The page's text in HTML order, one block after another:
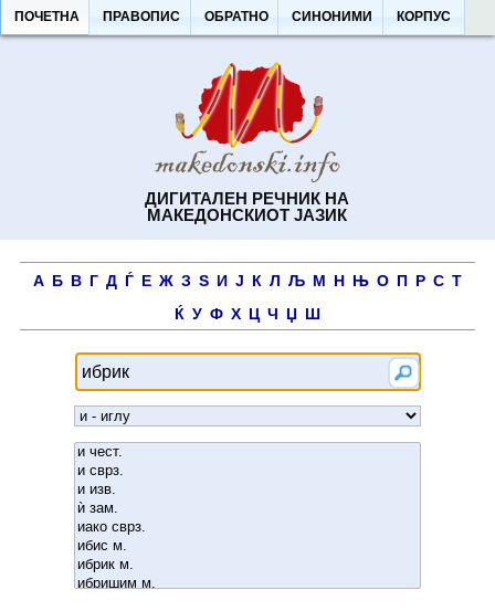
ДИГИТАЛЕН РЕЧНИК НА
МАКЕДОНСКИОТ ЈАЗИК
ПОЧЕТНА ПРАВОПИС ОБРАТНО СИНОНИМИ КОРПУС
А Б В Г Д Ѓ Е Ж З Ѕ И Ј К Л Љ М Н Њ О П Р С Т
Ќ У Ф Х Ц Ч Џ Ш